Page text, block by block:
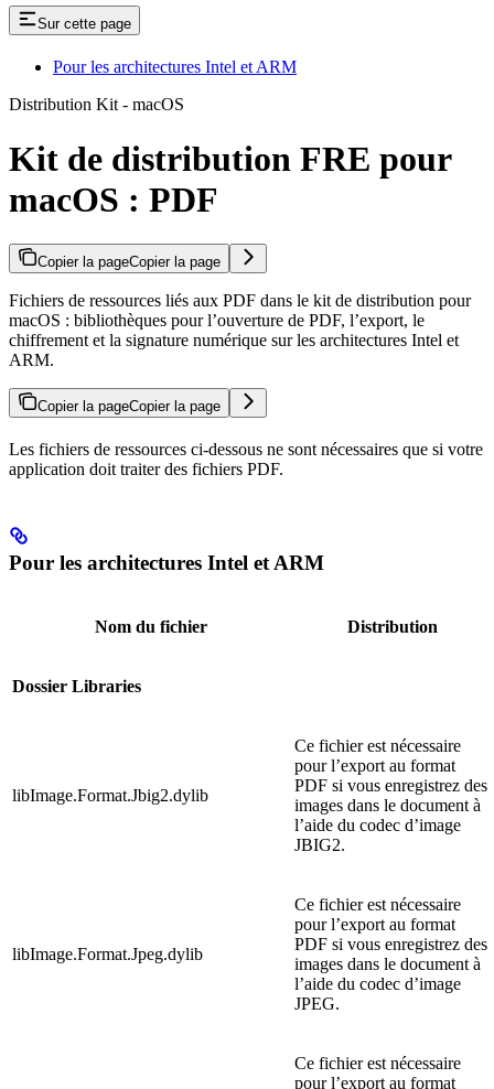
Sur cette page
Pour les architectures Intel et ARM
Distribution Kit - macOS
Kit de distribution FRE pour
macOS : PDF
Copier la pageCopier la page
Fichiers de ressources liés aux PDF dans le kit de distribution pour
macOS : bibliothèques pour l’ouverture de PDF, l’export, le
chiffrement et la signature numérique sur les architectures Intel et
ARM.
Copier la pageCopier la page
Les fichiers de ressources ci-dessous ne sont nécessaires que si votre
application doit traiter des fichiers PDF.
Pour les architectures Intel et ARM
Nom du fichier Distribution
Dossier Libraries
libImage.Format.Jbig2.dylib
Ce fichier est nécessaire
pour l’export au format
PDF si vous enregistrez des
images dans le document à
l’aide du codec d’image
JBIG2.
libImage.Format.Jpeg.dylib
Ce fichier est nécessaire
pour l’export au format
PDF si vous enregistrez des
images dans le document à
l’aide du codec d’image
JPEG.
Ce fichier est nécessaire
pour l’export au format